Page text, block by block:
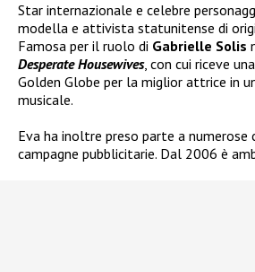
Star internazionale e celebre
modella e attivista statunitense di
Famosa per il ruolo di Gabrielle Solis
Desperate Housewives, con cui riceve
Golden Globe per la miglior attrice in
musicale.
Eva ha inoltre preso parte a numerose
campagne pubblicitarie. Dal 2006 è